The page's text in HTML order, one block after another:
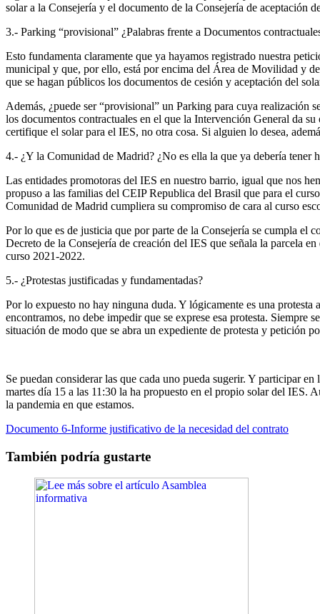
solar a la Consejería y el documento de la Consejería de aceptación
3.- Parking “provisional” ¿Palabras frente a Documentos
Esto fundamenta claramente que ya hayamos registrado nuestra
municipal y que, por ello, está por encima del Área de Movilidad y
que se hagan públicos los documentos de cesión y aceptación del
Además, ¿puede ser “provisional” un Parking para cuya realización
los documentos contractuales en el que la Intervención General da
certifique el solar para el IES, no otra cosa. Si alguien lo desea,
4.- ¿Y la Comunidad de Madrid? ¿No es ella la que ya debería tener
Las entidades promotoras del IES en nuestro barrio, igual que nos
propuso a las familias del CEIP Republica del Brasil que para el
Comunidad de Madrid cumpliera su compromiso de cara al curso
Por lo que es de justicia que por parte de la Consejería se cumpla el
Decreto de la Consejería de creación del IES que señala la parcela
curso 2021-2022.
5.- ¿Protestas justificadas y fundamentadas?
Por lo expuesto no hay ninguna duda. Y lógicamente es una
encontramos, no debe impedir que se exprese esa protesta.
situación de modo que se abra un expediente de protesta y petición
Se puedan considerar las que cada uno pueda sugerir. Y participar
martes día 15 a las 11:30 la ha propuesto en el propio solar del IES.
la pandemia en que estamos.
Documento 6-Informe justificativo de la necesidad del contrato
También podría gustarte